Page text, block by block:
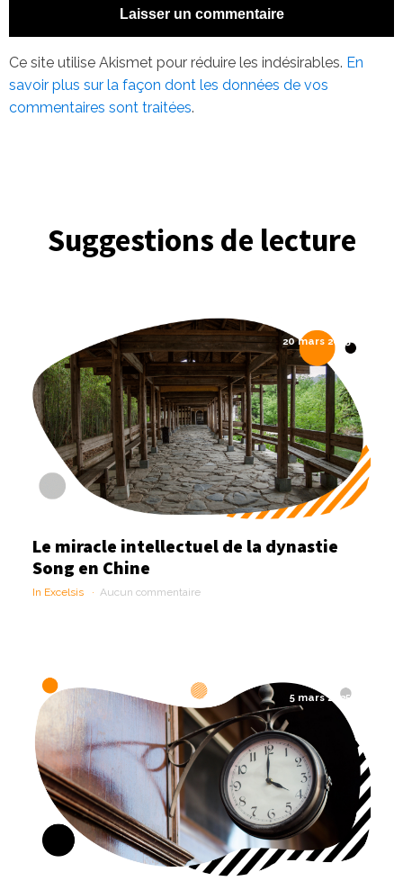
Ce site utilise Akismet pour réduire les indésirables. En
savoir plus sur la façon dont les données de vos
commentaires sont traitées.
Suggestions de lecture
20 mars 2025
Le miracle intellectuel de la dynastie
Song en Chine
In Excelsis Aucun commentaire
5 mars 2025